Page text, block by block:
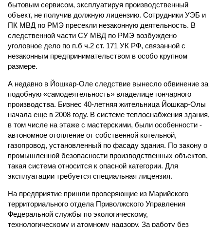
бытовым сервисом, эксплуатируя производственный
объект, не получив должную лицензию. Сотрудники УЭБ и
ПК МВД по РМЭ пресекли незаконную деятельность. В
следственной части СУ МВД по РМЭ возбуждено
уголовное дело по п.б ч.2 ст. 171 УК РФ, связанной с
незаконным предпринимательством в особо крупном
размере.
А недавно в Йошкар-Оле следствие вынесло обвинение за
подобную «самодеятельность» владелице гончарного
производства. Бизнес 40-летняя жительница Йошкар-Олы
начала еще в 2008 году. В системе теплоснабжения здания,
в том числе на этаже с мастерскими, были особенности -
автономное отопление от собственной котельной,
газопровод, установленный по фасаду здания. По закону о
промышленной безопасности производственных объектов,
такая система относится к опасной категории. Для
эксплуатации требуется специальная лицензия.
На предприятие пришли проверяющие из Марийского
территориального отдела Приволжского Управления
Федеральной службы по экологическому,
технологическому и атомному надзору. За работу без